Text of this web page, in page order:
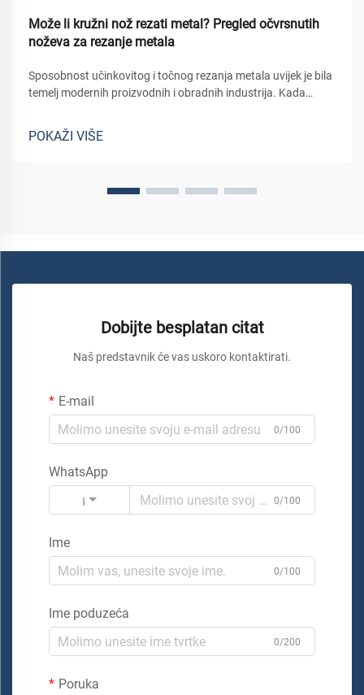
Može li kružni nož rezati metal? Pregled očvrsnutih
noževa za rezanje metala
Sposobnost učinkovitog i točnog rezanja metala uvijek je bila
temelj modernih proizvodnih i obradnih industrija. Kada
metala, odabir alata za rezanje može biti presudan...
POKAŽI VIŠE
Dobijte besplatan citat
Naš predstavnik će vas uskoro kontaktirati.
E-mail
0/100
WhatsApp
Kod
0/100
Ime
0/100
Ime poduzeća
0/200
Poruka